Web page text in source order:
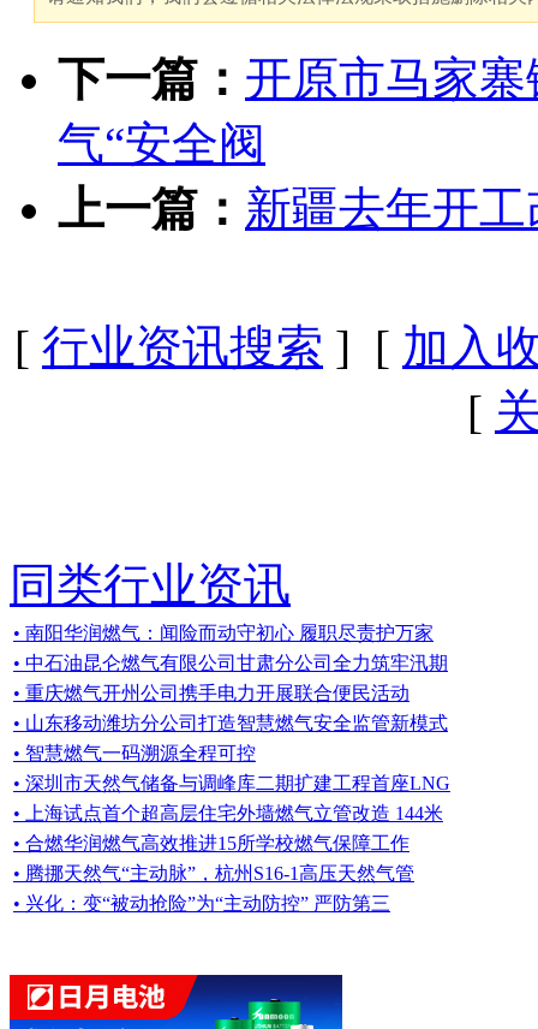
下一篇： 开原市马家
气“安全阀
上一篇： 新疆去年开
[ 行业资讯搜索 ] [ 加入
[
同类行业资讯
• 南阳华润燃气：闻险而动守初心 履职尽责护万家
• 中石油昆仑燃气有限公司甘肃分公司全力筑牢汛期
• 重庆燃气开州公司携手电力开展联合便民活动
• 山东移动潍坊分公司打造智慧燃气安全监管新模式
• 智慧燃气一码溯源全程可控
• 深圳市天然气储备与调峰库二期扩建工程首座LNG
• 上海试点首个超高层住宅外墙燃气立管改造 144米
• 合燃华润燃气高效推进15所学校燃气保障工作
• 腾挪天然气“主动脉”，杭州S16-1高压天然气管
• 兴化：变“被动抢险”为“主动防控” 严防第三